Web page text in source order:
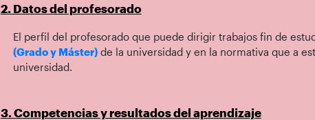
2. Datos del profesorado
El perfil del profesorado que puede dirigir trabajos fin de
(Grado y Máster)de la universidad y en la normativa que a
universidad.
3. Competencias y resultados del aprendizaje